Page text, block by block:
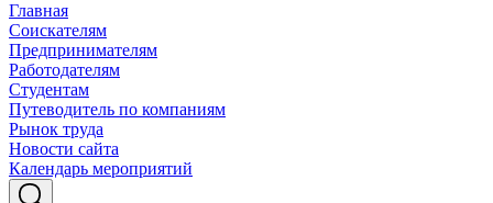
Главная
Соискателям
Предпринимателям
Работодателям
Студентам
Путеводитель по компаниям
Рынок труда
Новости сайта
Календарь мероприятий